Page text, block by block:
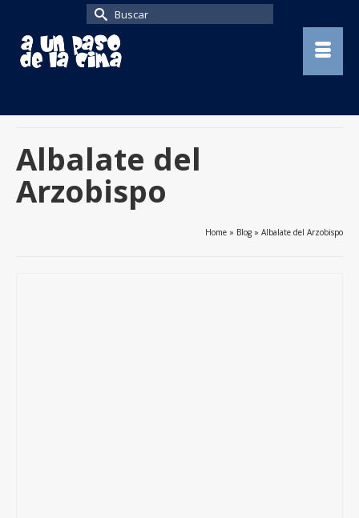
Buscar
por:
Albalate del
Arzobispo
Home » Blog » Albalate del Arzobispo